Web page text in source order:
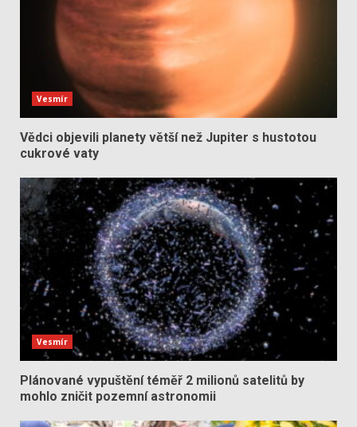
Vesmír
Vědci objevili planety větší než Jupiter s hustotou
cukrové vaty
Vesmír
Plánované vypuštění téměř 2 milionů satelitů by
mohlo zničit pozemní astronomii